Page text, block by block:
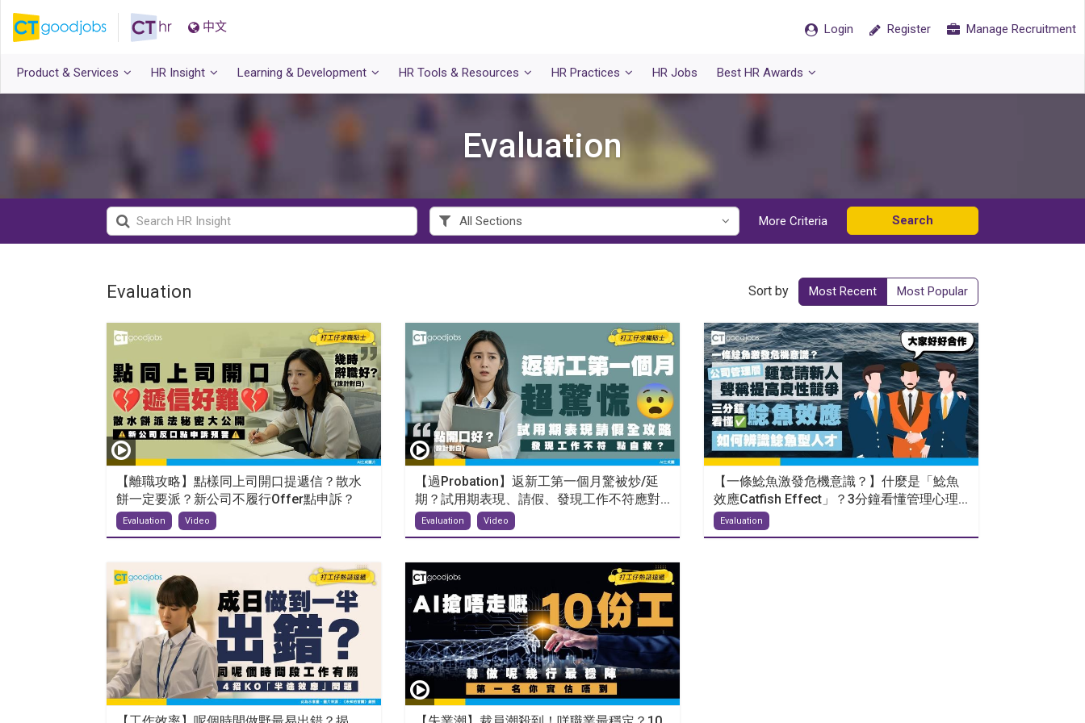
中文 Login Register Manage Recruitment
Product & Services HR Insight Learning & Development HR Tools & Resources HR Practices HR Jobs Best HR Awards
Evaluation
More Criteria Search
Evaluation Sort by Most Recent Most Popular
【離職攻略】點樣同上司開口提遞信？散水
餅一定要派？新公司不履行Offer點申訴？
Evaluation Video
【過Probation】返新工第一個月驚被炒/延
期？試用期表現、請假、發現工作不符應對...
Evaluation Video
【一條鯰魚激發危機意識？】什麼是「鯰魚
效應Catfish Effect」？3分鐘看懂管理心理...
Evaluation